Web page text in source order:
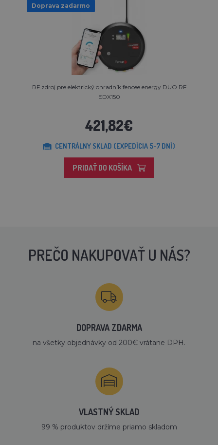
Doprava zadarmo
RF zdroj pre elektrický ohradník fencee energy DUO RF
EDX150
421,82€
CENTRÁLNY SKLAD (EXPEDÍCIA 5-7 DNÍ)
PRIDAŤ DO KOŠÍKA
PREČO NAKUPOVAŤ U NÁS?
DOPRAVA ZDARMA
na všetky objednávky od 200€ vrátane DPH.
VLASTNÝ SKLAD
99 % produktov držíme priamo skladom